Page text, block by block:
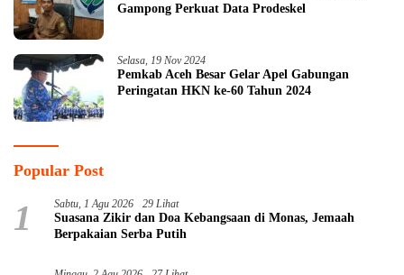
Gampong Perkuat Data Prodeskel
Selasa, 19 Nov 2024
Pemkab Aceh Besar Gelar Apel Gabungan
Peringatan HKN ke-60 Tahun 2024
Popular Post
1 Sabtu, 1 Agu 2026 29 Lihat
Suasana Zikir dan Doa Kebangsaan di Monas, Jemaah
Berpakaian Serba Putih